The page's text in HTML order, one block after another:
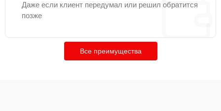
Даже если клиент передумал или решил обратится
позже
Все преимущества